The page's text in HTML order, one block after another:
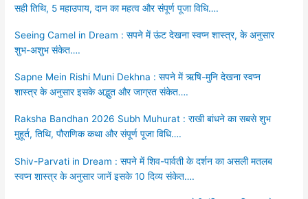
सही तिथि, 5 महाउपाय, दान का महत्व और संपूर्ण पूजा विधि….
Seeing Camel in Dream : सपने में ऊंट देखना स्वप्न शास्त्र, के अनुसार
शुभ-अशुभ संकेत….
Sapne Mein Rishi Muni Dekhna : सपने में ऋषि-मुनि देखना स्वप्न
शास्त्र के अनुसार इसके अद्भुत और जाग्रत संकेत….
Raksha Bandhan 2026 Subh Muhurat : राखी बांधने का सबसे शुभ
मुहूर्त, तिथि, पौराणिक कथा और संपूर्ण पूजा विधि….
Shiv-Parvati in Dream : सपने में शिव-पार्वती के दर्शन का असली मतलब
स्वप्न शास्त्र के अनुसार जानें इसके 10 दिव्य संकेत….